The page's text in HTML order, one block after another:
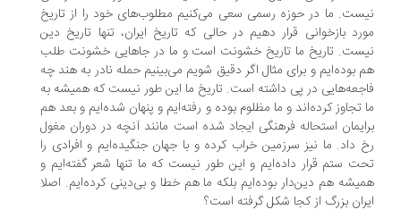
ما در حوزه رسمی سعی می‌کنیم مطلوب‌های خود را از تاریخ
بازخوانی قرار دهیم در حالی که تاریخ ایران، تنها تاریخ دین
تاریخ ما تاریخ خشونت است و ما در جاهایی خشونت طلب
بوده‌ایم و برای مثال اگر دقیق شویم می‌بینیم حمله نادر به هند چه
در پی داشته است. تاریخ ما این طور نیست که همیشه به
تجاوز کرده‌اند و ما مظلوم بوده و رفته‌ایم و پنهان شده‌ایم و بعد هم
استحاله فرهنگی ایجاد شده است مانند آنچه در دوران مغول
داد. ما نیز سرزمین خراب کرده و با جهان جنگیده‌ایم و افرادی را
ستم قرار داده‌ایم و این طور نیست که ما تنها شعر گفته‌ایم و
هم دین‌دار بوده‌ایم بلکه ما هم خطا و بی‌دینی کرده‌ایم. اصلا
بزرگ از کجا شکل گرفته است؟